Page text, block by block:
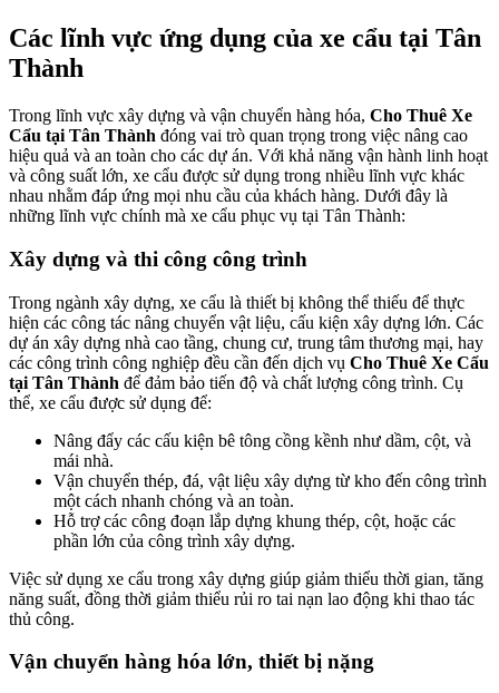
Các lĩnh vực ứng dụng của xe cẩu tại Tân
Thành
Trong lĩnh vực xây dựng và vận chuyển hàng hóa, Cho Thuê Xe
Cẩu tại Tân Thành đóng vai trò quan trọng trong việc nâng cao
hiệu quả và an toàn cho các dự án. Với khả năng vận hành linh hoạt
và công suất lớn, xe cẩu được sử dụng trong nhiều lĩnh vực khác
nhau nhằm đáp ứng mọi nhu cầu của khách hàng. Dưới đây là
những lĩnh vực chính mà xe cẩu phục vụ tại Tân Thành:
Xây dựng và thi công công trình
Trong ngành xây dựng, xe cẩu là thiết bị không thể thiếu để thực
hiện các công tác nâng chuyển vật liệu, cấu kiện xây dựng lớn. Các
dự án xây dựng nhà cao tầng, chung cư, trung tâm thương mại, hay
các công trình công nghiệp đều cần đến dịch vụ Cho Thuê Xe Cẩu
tại Tân Thành để đảm bảo tiến độ và chất lượng công trình. Cụ
thể, xe cẩu được sử dụng để:
Nâng đẩy các cấu kiện bê tông cồng kềnh như dầm, cột, và
mái nhà.
Vận chuyển thép, đá, vật liệu xây dựng từ kho đến công trình
một cách nhanh chóng và an toàn.
Hỗ trợ các công đoạn lắp dựng khung thép, cột, hoặc các
phần lớn của công trình xây dựng.
Việc sử dụng xe cẩu trong xây dựng giúp giảm thiểu thời gian, tăng
năng suất, đồng thời giảm thiểu rủi ro tai nạn lao động khi thao tác
thủ công.
Vận chuyển hàng hóa lớn, thiết bị nặng